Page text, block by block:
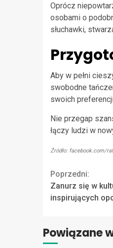
Oprócz
osobami o
słuchawki,
Aby w pełni
swobodne
swoich
Nie przegap
łączy ludzi w
Źródło: facebook.com/
Continue
Poprzedni:
Zanurz się w
inspirujących
Powiązane